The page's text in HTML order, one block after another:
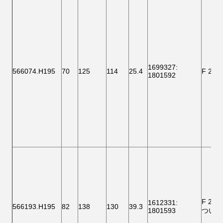
566074.H195 70 125 114 25.4 1699327:
1801592
F
566193.H195 82 138 130 39.3 1612331 :
1801593
F
ついて